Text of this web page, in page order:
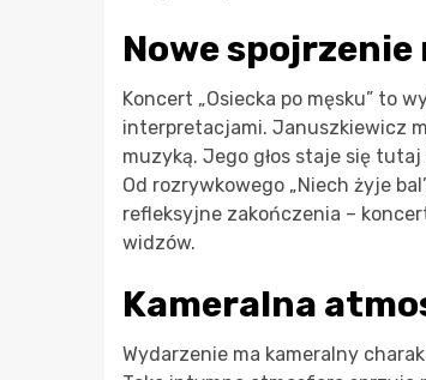
Nowe spojrzenie
Koncert „Osiecka po męsku” to
interpretacjami. Januszkiewicz
muzyką. Jego głos staje się
Od rozrywkowego „Niech żyje
refleksyjne zakończenia –
widzów.
Kameralna
Wydarzenie ma kameralny